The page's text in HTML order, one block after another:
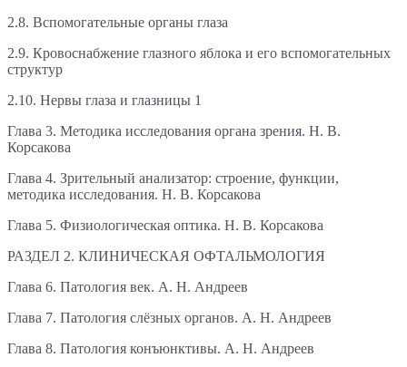
2.8. Вспомогательные органы глаза
2.9. Кровоснабжение глазного яблока и его вспомогательных
структур
2.10. Нервы глаза и глазницы 1
Глава 3. Методика исследования органа зрения. Н. В.
Корсакова
Глава 4. Зрительный анализатор: строение, функции,
методика исследования. Н. В. Корсакова
Глава 5. Физиологическая оптика. Н. В. Корсакова
РАЗДЕЛ 2. КЛИНИЧЕСКАЯ ОФТАЛЬМОЛОГИЯ
Глава 6. Патология век. А. Н. Андреев
Глава 7. Патология слёзных органов. А. Н. Андреев
Глава 8. Патология конъюнктивы. А. Н. Андреев